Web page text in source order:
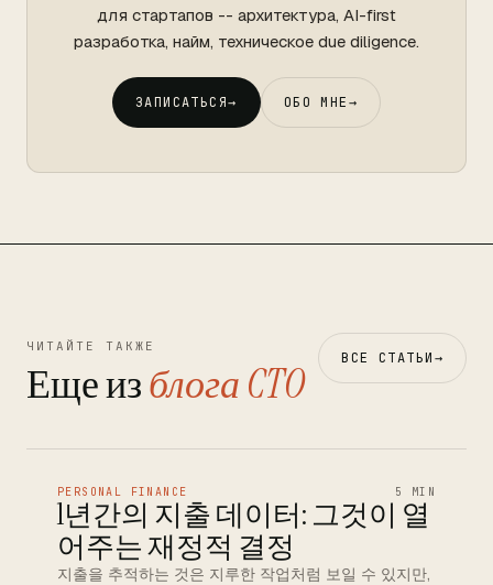
для стартапов -- архитектура, AI-first
разработка, найм, техническое due diligence.
ЗАПИСАТЬСЯ→ ОБО МНЕ→
ЧИТАЙТЕ ТАКЖЕ
Еще изблога CTO ВСЕ СТАТЬИ→
PERSONAL FINANCE 5 MIN
1년간의 지출 데이터: 그것이 열
어주는 재정적 결정
지출을 추적하는 것은 지루한 작업처럼 보일 수 있지만,